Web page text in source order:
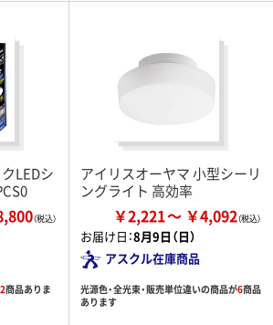
LEDシ
2商品ありま
アイリスオーヤマ 小型シーリ
ングライト 高効率
￥2,221 ￥4,092
お届け日：8月9日（日）
アスクル在庫商品
光源色・全光束・販売単位違いの商品が6商品
あります